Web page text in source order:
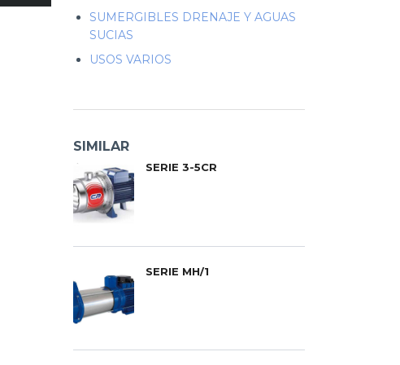
SUMERGIBLES DRENAJE Y AGUAS
SUCIAS
USOS VARIOS
SIMILAR
SERIE 3-5CR
SERIE MH/1